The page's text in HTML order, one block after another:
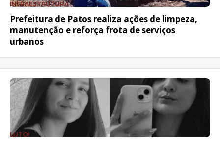
INFRAESTRUTURA
Prefeitura de Patos realiza ações de limpeza,
manutenção e reforça frota de serviços
urbanos
LUTO!